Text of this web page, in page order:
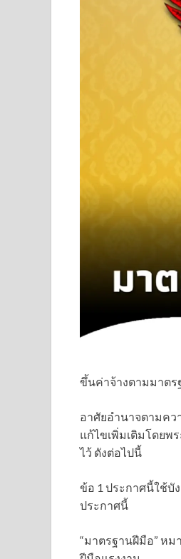
ขึ้นค่าจ้างตามมาตร
อาศัยอำนาจตามคว
แก้ไขเพิ่มเติมโดยพ
ไว้ ดังต่อไปนี้
ข้อ 1 ประกาศนี้ใช้บั
ประกาศนี้
“มาตรฐานฝีมือ” ห